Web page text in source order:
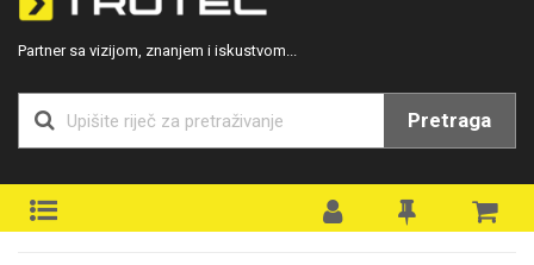
Partner sa vizijom, znanjem i iskustvom...
Pretraga